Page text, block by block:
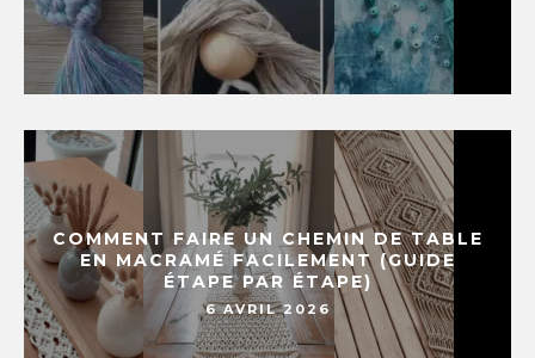
COMMENT FAIRE UN CHEMIN DE TABLE
EN MACRAMÉ FACILEMENT (GUIDE
ÉTAPE PAR ÉTAPE)
6 AVRIL 2026